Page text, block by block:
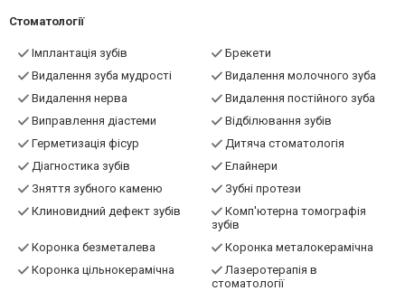
Стоматології
Імплантація зубів
Брекети
Видалення зуба мудрості
Видалення молочного зуба
Видалення нерва
Видалення постійного зуба
Виправлення діастеми
Відбілювання зубів
Герметизація фісур
Дитяча стоматологія
Діагностика зубів
Елайнери
Зняття зубного каменю
Зубні протези
Клиновидний дефект зубів
Комп'ютерна томографія
зубів
Коронка безметалева
Коронка металокерамічна
Коронка цільнокерамічна
Лазеротерапія в
стоматології